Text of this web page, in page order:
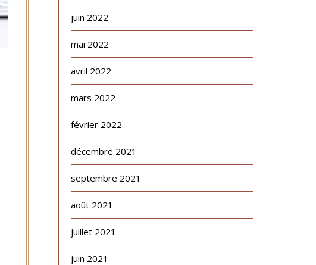
juin 2022
mai 2022
avril 2022
mars 2022
février 2022
décembre 2021
septembre 2021
août 2021
juillet 2021
juin 2021